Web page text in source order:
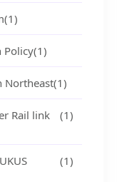
(1)
Policy(1)
Northeast(1)
Rail link
(1)
(1)